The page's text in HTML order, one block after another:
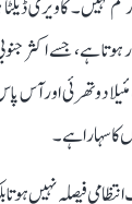
نہیں۔ کاویری
ہے، جسے اکثر جنوبی
دوتھرئی اور آس
کا سہارا ہے۔
فیصلہ نہیں